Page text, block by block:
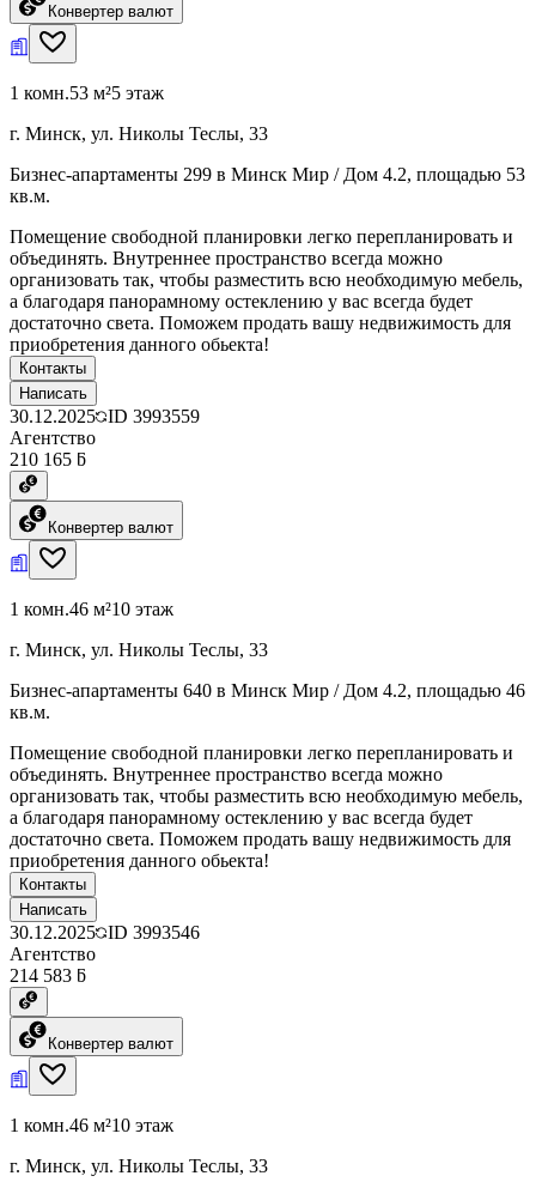
Конвертер валют
1 комн.53 м²5 этаж
г. Минск, ул. Николы Теслы, 33
Бизнес-апартаменты 299 в Минск Мир / Дом 4.2, площадью 53
кв.м.
Помещение свободной планировки легко перепланировать и
объединять. Внутреннее пространство всегда можно
организовать так, чтобы разместить всю необходимую мебель,
а благодаря панорамному остеклению у вас всегда будет
достаточно света. Поможем продать вашу недвижимость для
приобретения данного обьекта!
Контакты
Написать
30.12.2025 ID 3993559
Агентство
210 165 ƃ
Конвертер валют
1 комн.46 м²10 этаж
г. Минск, ул. Николы Теслы, 33
Бизнес-апартаменты 640 в Минск Мир / Дом 4.2, площадью 46
кв.м.
Помещение свободной планировки легко перепланировать и
объединять. Внутреннее пространство всегда можно
организовать так, чтобы разместить всю необходимую мебель,
а благодаря панорамному остеклению у вас всегда будет
достаточно света. Поможем продать вашу недвижимость для
приобретения данного обьекта!
Контакты
Написать
30.12.2025 ID 3993546
Агентство
214 583 ƃ
Конвертер валют
1 комн.46 м²10 этаж
г. Минск, ул. Николы Теслы, 33